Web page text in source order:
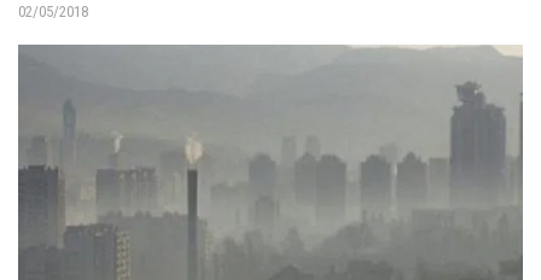
02/05/2018